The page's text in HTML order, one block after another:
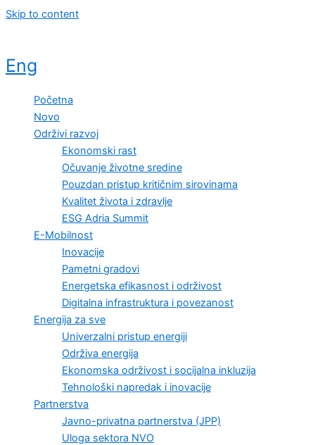
Skip to content
Eng
Početna
Novo
Održivi razvoj
Ekonomski rast
Očuvanje životne sredine
Pouzdan pristup kritičnim sirovinama
Kvalitet života i zdravlje
ESG Adria Summit
E-Mobilnost
Inovacije
Pametni gradovi
Energetska efikasnost i održivost
Digitalna infrastruktura i povezanost
Energija za sve
Univerzalni pristup energiji
Održiva energija
Ekonomska održivost i socijalna inkluzija
Tehnološki napredak i inovacije
Partnerstva
Javno-privatna partnerstva (JPP)
Uloga sektora NVO